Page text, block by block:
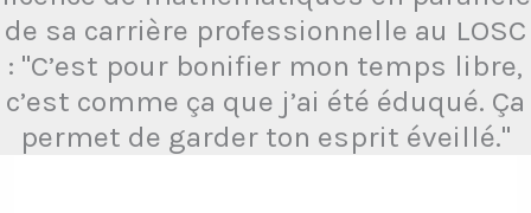
de sa carrière professionnelle au LOSC
: "C’est pour bonifier mon temps libre,
c’est comme ça que j’ai été éduqué. Ça
permet de garder ton esprit éveillé."